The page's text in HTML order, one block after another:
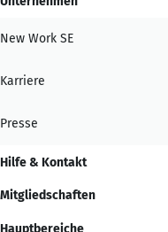
New Work SE
Karriere
Presse
Hilfe & Kontakt
Mitgliedschaften
Hauptbereiche